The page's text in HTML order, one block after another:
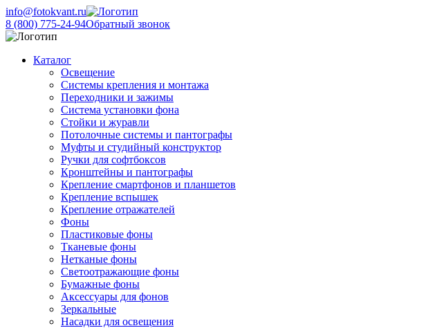
info@fotokvant.ru
8 (800) 775-24-94Обратный звонок
Каталог
Освещение
Системы крепления и монтажа
Переходники и зажимы
Система установки фона
Стойки и журавли
Потолочные системы и пантографы
Муфты и студийный конструктор
Ручки для софтбоксов
Кронштейны и пантографы
Крепление смартфонов и планшетов
Крепление вспышек
Крепление отражателей
Фоны
Пластиковые фоны
Тканевые фоны
Нетканые фоны
Светоотражающие фоны
Бумажные фоны
Аксессуары для фонов
Зеркальные
Насадки для освещения